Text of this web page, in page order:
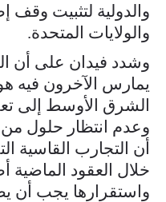
والدولية لتثبيت وقف
والولايات المتحدة.
وشدد فيدان على أن
يمارس الآخرون فيه
الشرق الأوسط إلى
وعدم انتظار حلول من
أن التجارب القاسية
خلال العقود الماضية
واستقرارها يجب أن